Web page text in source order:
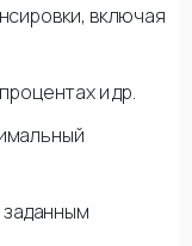
включая
и др.
заданным